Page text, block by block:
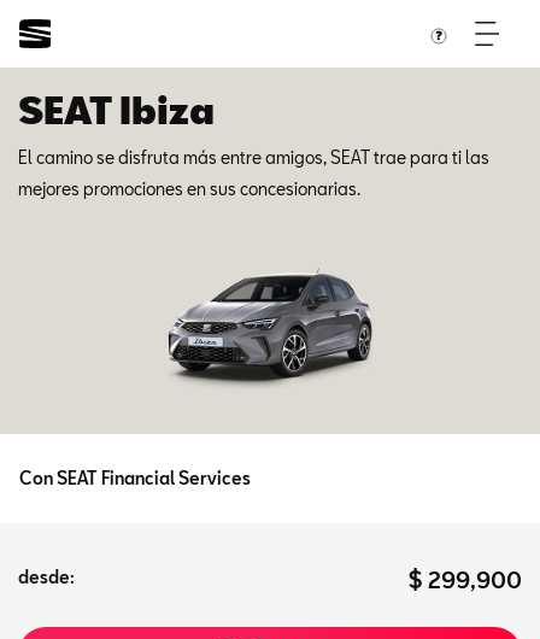
SEAT Ibiza
El camino se disfruta más entre amigos, SEAT trae para ti las
mejores promociones en sus concesionarias.
Con SEAT Financial Services
desde: $ 299,900